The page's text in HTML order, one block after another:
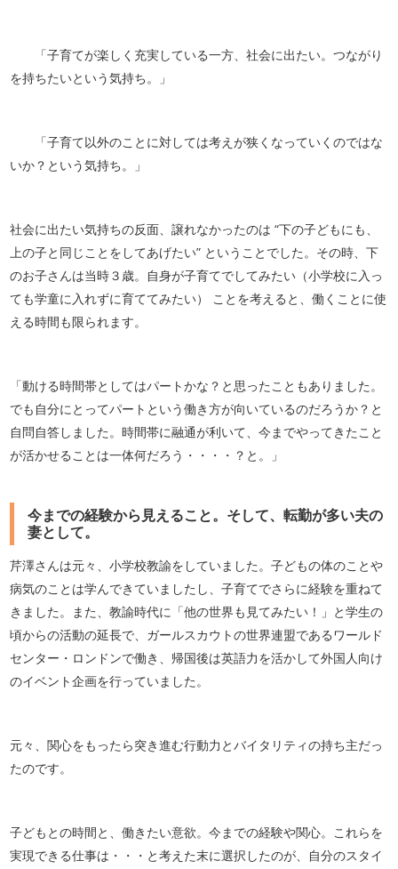
「子育てが楽しく充実している一方、社会に出たい。つながり
を持ちたいという気持ち。」
「子育て以外のことに対しては考えが狭くなっていくのではな
いか？という気持ち。」
社会に出たい気持ちの反面、譲れなかったのは “下の子どもにも、
上の子と同じことをしてあげたい” ということでした。その時、下
のお子さんは当時３歳。自身が子育てでしてみたい（小学校に入っ
ても学童に入れずに育ててみたい） ことを考えると、働くことに使
える時間も限られます。
「動ける時間帯としてはパートかな？と思ったこともありました。
でも自分にとってパートという働き方が向いているのだろうか？と
自問自答しました。時間帯に融通が利いて、今までやってきたこと
が活かせることは一体何だろう・・・・？と。」
今までの経験から見えること。そして、転勤が多い夫の
妻として。
芹澤さんは元々、小学校教諭をしていました。子どもの体のことや
病気のことは学んできていましたし、子育てでさらに経験を重ねて
きました。また、教諭時代に「他の世界も見てみたい！」と学生の
頃からの活動の延長で、ガールスカウトの世界連盟であるワールド
センター・ロンドンで働き、帰国後は英語力を活かして外国人向け
のイベント企画を行っていました。
元々、関心をもったら突き進む行動力とバイタリティの持ち主だっ
たのです。
子どもとの時間と、働きたい意欲。今までの経験や関心。これらを
実現できる仕事は・・・と考えた末に選択したのが、自分のスタイ